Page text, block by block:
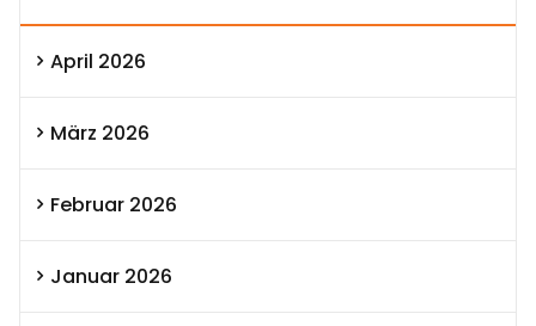
April 2026
März 2026
Februar 2026
Januar 2026